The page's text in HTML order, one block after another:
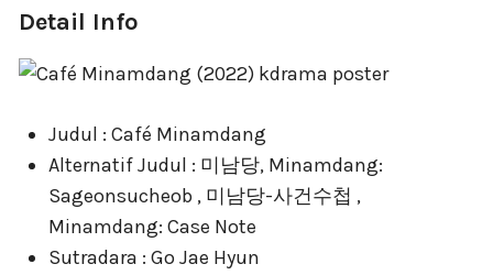
Detail Info
Judul : Café Minamdang
Alternatif Judul : 미남당, Minamdang:
Sageonsucheob , 미남당-사건수첩 ,
Minamdang: Case Note
Sutradara : Go Jae Hyun